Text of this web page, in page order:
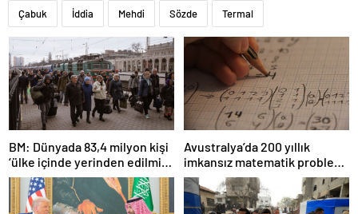
Çabuk İddia Mehdi Sözde Termal
BM: Dünyada 83,4 milyon kişi
‘ülke içinde yerinden edilmiş’
olarak yaşıyor
Avustralya’da 200 yıllık
imkansız matematik problemi
çözüldü